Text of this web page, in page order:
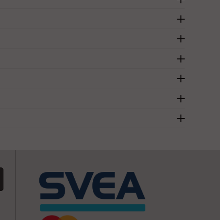
hantera belastningar upp till 200-300 kg. Kontrollera alltid